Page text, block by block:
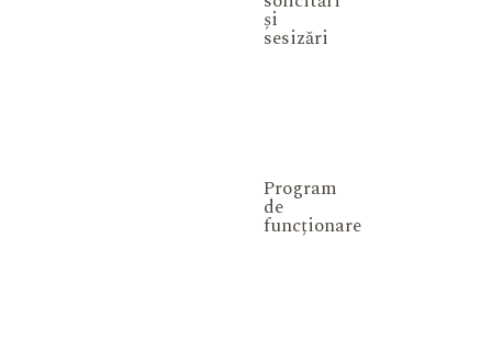
și
sesizări
Program
de
funcționare